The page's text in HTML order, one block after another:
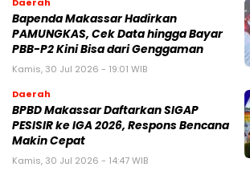
Bapenda Makassar Hadirkan
PAMUNGKAS, Cek Data hingga Bayar
PBB-P2 Kini Bisa dari Genggaman
Kamis, 30 Jul 2026 - 19:01 WIB
Daerah
BPBD Makassar Daftarkan SIGAP
PESISIR ke IGA 2026, Respons Bencana
Makin Cepat
Kamis, 30 Jul 2026 - 14:47 WIB